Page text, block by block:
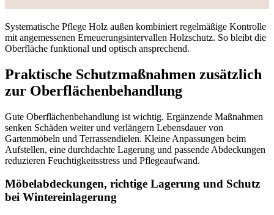
Systematische Pflege Holz außen kombiniert regelmäßige Kontrolle
mit angemessenen Erneuerungsintervallen Holzschutz. So bleibt die
Oberfläche funktional und optisch ansprechend.
Praktische Schutzmaßnahmen zusätzlich
zur Oberflächenbehandlung
Gute Oberflächenbehandlung ist wichtig. Ergänzende Maßnahmen
senken Schäden weiter und verlängern Lebensdauer von
Gartenmöbeln und Terrassendielen. Kleine Anpassungen beim
Aufstellen, eine durchdachte Lagerung und passende Abdeckungen
reduzieren Feuchtigkeitsstress und Pflegeaufwand.
Möbelabdeckungen, richtige Lagerung und Schutz
bei Wintereinlagerung